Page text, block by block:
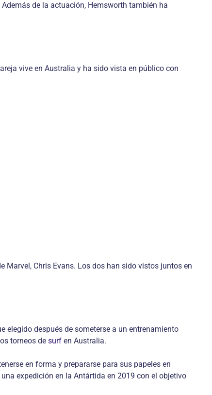
de la actuación, Hemsworth también ha
vive en Australia y ha sido vista en público con
Chris Evans. Los dos han sido vistos juntos en
elegido después de someterse a un entrenamiento
torneos de surf en Australia.
en forma y prepararse para sus papeles en
expedición en la Antártida en 2019 con el objetivo